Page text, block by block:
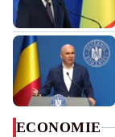
ECONOMIE